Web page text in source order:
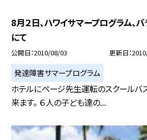
8月２日、ハワイサマープログラム、
にて
公開日 2010/08/03 更新日
発達障害サマープログラム
ホテルにページ先生運転のスクールバ
来ます。 ６人の子ども達の...